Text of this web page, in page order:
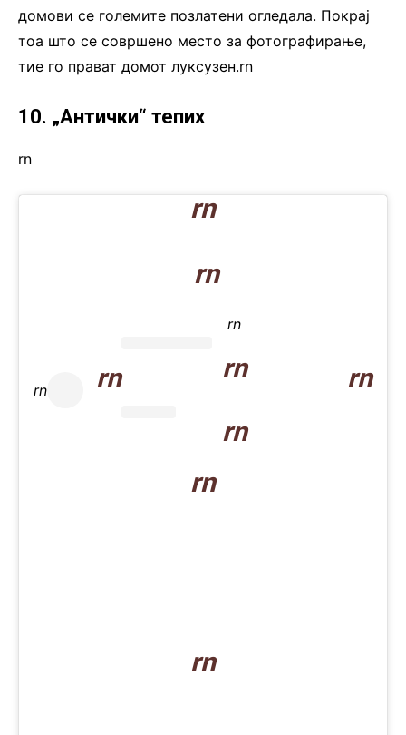
домови се големите позлатени огледала. Покрај
тоа што се совршено место за фотографирање,
тие го прават домот луксузен.rn
10. „Антички“ тепих
rn
rn
rn
rn rn
rn
rn
rn
rn
rn
rn